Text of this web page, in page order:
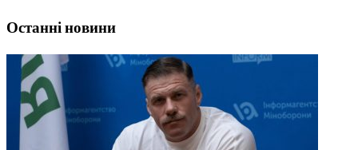
Останні новини